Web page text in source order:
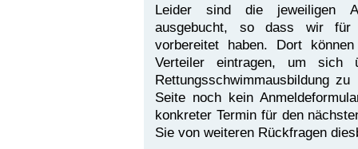
Leider sind die jeweiligen
ausgebucht, so dass wir
vorbereitet haben. Dort
Verteiler eintragen, um sich
Rettungsschwimmausbildung
Seite noch kein
konkreter Termin für den
Sie von weiteren Rückfragen